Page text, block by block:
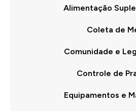
Alimentação
Coleta de
Comunidade e
Controle de
Equipamentos e